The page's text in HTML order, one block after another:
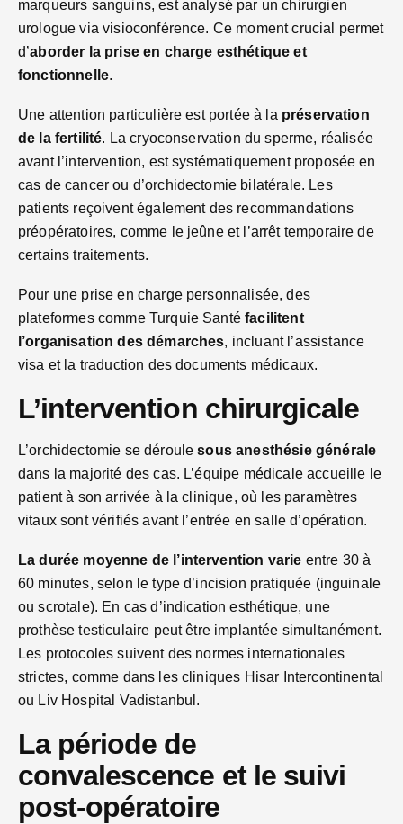
marqueurs sanguins, est analysé par un chirurgien
urologue via visioconférence. Ce moment crucial permet
d’aborder la prise en charge esthétique et
fonctionnelle.
Une attention particulière est portée à la préservation
de la fertilité. La cryoconservation du sperme, réalisée
avant l’intervention, est systématiquement proposée en
cas de cancer ou d’orchidectomie bilatérale. Les
patients reçoivent également des recommandations
préopératoires, comme le jeûne et l’arrêt temporaire de
certains traitements.
Pour une prise en charge personnalisée, des
plateformes comme Turquie Santéfacilitent
l’organisation des démarches, incluant l’assistance
visa et la traduction des documents médicaux.
L’intervention chirurgicale
L’orchidectomie se déroulesous anesthésie générale
dans la majorité des cas. L’équipe médicale accueille le
patient à son arrivée à la clinique, où les paramètres
vitaux sont vérifiés avant l’entrée en salle d’opération.
La durée moyenne de l’intervention varie entre 30 à
60 minutes, selon le type d’incision pratiquée (inguinale
ou scrotale). En cas d’indication esthétique, une
prothèse testiculaire peut être implantée simultanément.
Les protocoles suivent des normes internationales
strictes, comme dans les cliniques Hisar Intercontinental
ou Liv Hospital Vadistanbul.
La période de
convalescence et le suivi
post-opératoire